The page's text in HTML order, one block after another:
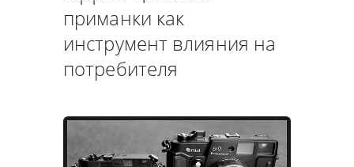
приманки как
инструмент влияния на
потребителя